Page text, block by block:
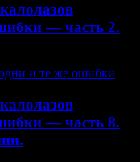
— часть 2.
— часть 8.